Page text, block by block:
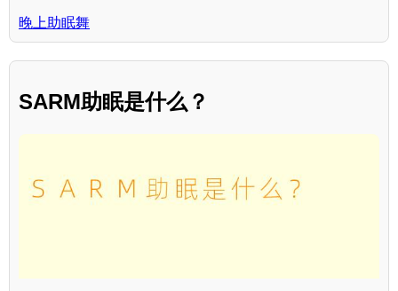
晚上助眠舞
SARM助眠是什么？